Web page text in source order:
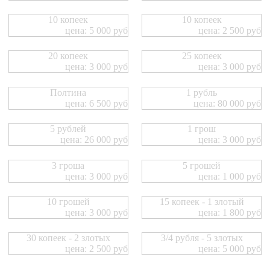
10 копеек
цена: 5 000 руб
10 копеек
цена: 2 500 руб
20 копеек
цена: 3 000 руб
25 копеек
цена: 3 000 руб
Полтина
цена: 6 500 руб
1 рубль
цена: 80 000 руб
5 рублей
цена: 26 000 руб
1 грош
цена: 3 000 руб
3 гроша
цена: 3 000 руб
5 грошей
цена: 1 000 руб
10 грошей
цена: 3 000 руб
15 копеек - 1 злотый
цена: 1 800 руб
30 копеек - 2 злотых
цена: 2 500 руб
3/4 рубля - 5 злотых
цена: 5 000 руб